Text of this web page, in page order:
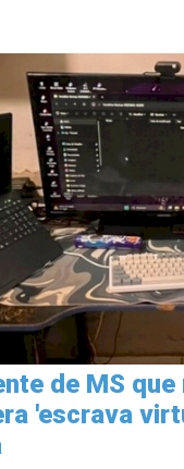
de MS que
'escrava